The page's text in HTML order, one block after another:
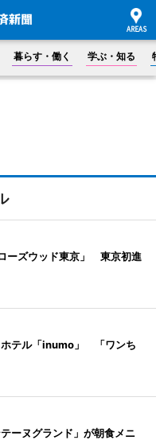
暮らす・働く 学ぶ・知る
ーズウッド東京」 東京初進
ホテル「inumo」 「ワンち
ーヌグランド」が朝食メニ